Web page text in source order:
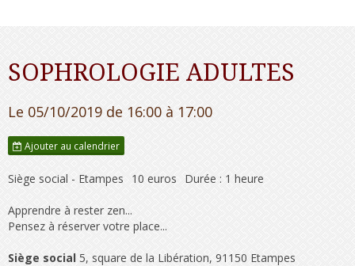
SOPHROLOGIE ADULTES
Le 05/10/2019 de 16:00 à 17:00
Ajouter au calendrier
Siège social - Etampes 10 euros Durée : 1 heure
Apprendre à rester zen...
Pensez à réserver votre place...
Siège social5, square de la Libération, 91150 Etampes